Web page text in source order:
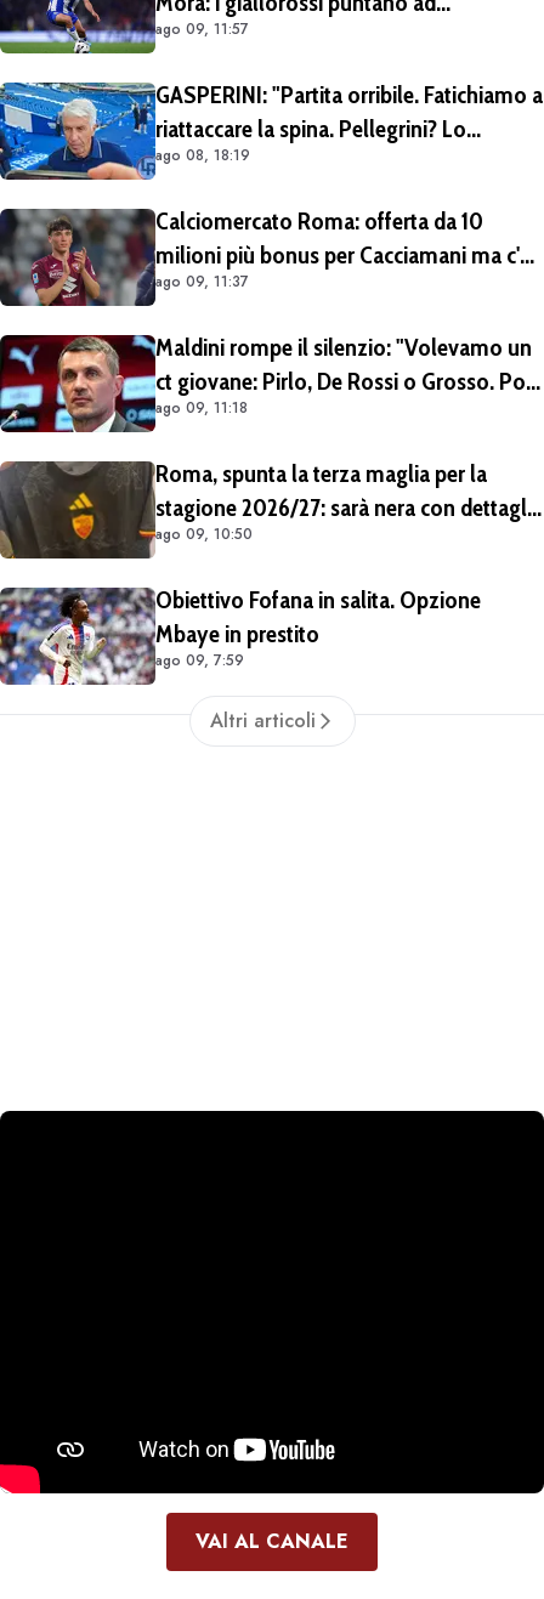
acquistarlo a titolo definitivo.
ago 09, 11:57
GASPERINI: "Partita orribile. Fatichiamo a
riattaccare la spina. Pellegrini? Lo
rivedremo in campo tra un mese.
ago 08, 18:19
Calciomercato Roma: offerta da 10
milioni più bonus per Cacciamani ma c'è
distanza, interesse anche dell'Inter.
ago 09, 11:37
Maldini rompe il silenzio: "Volevamo un
ct giovane: Pirlo, De Rossi o Grosso. Poi
Malagò mi ha detto: «Pirlo non si può
ago 09, 11:18
Roma, spunta la terza maglia per la
stagione 2026/27: sarà nera con dettagli
giallorossi
ago 09, 10:50
Obiettivo Fofana in salita. Opzione
Mbaye in prestito
ago 09, 7:59
Altri articoli
VAI AL CANALE